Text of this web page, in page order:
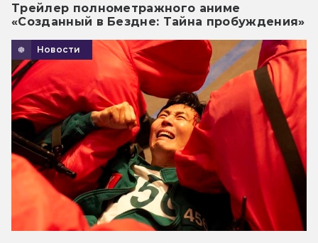
Трейлер полнометражного аниме
«Созданный в Бездне: Тайна пробуждения»
Новости